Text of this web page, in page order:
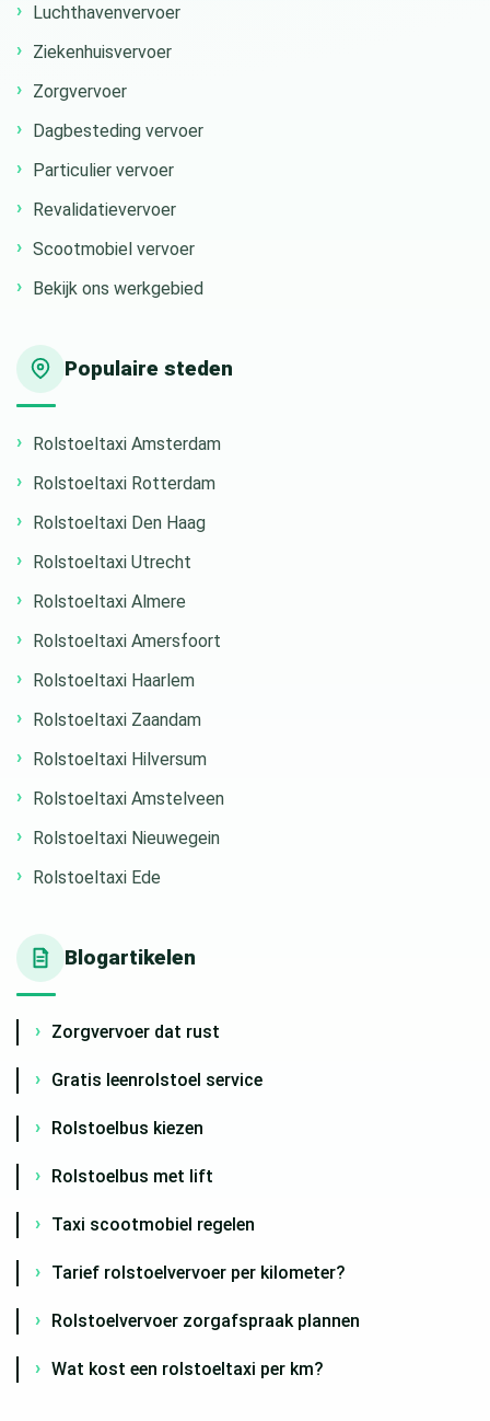
Luchthavenvervoer
Ziekenhuisvervoer
Zorgvervoer
Dagbesteding vervoer
Particulier vervoer
Revalidatievervoer
Scootmobiel vervoer
Bekijk ons werkgebied
Populaire steden
Rolstoeltaxi Amsterdam
Rolstoeltaxi Rotterdam
Rolstoeltaxi Den Haag
Rolstoeltaxi Utrecht
Rolstoeltaxi Almere
Rolstoeltaxi Amersfoort
Rolstoeltaxi Haarlem
Rolstoeltaxi Zaandam
Rolstoeltaxi Hilversum
Rolstoeltaxi Amstelveen
Rolstoeltaxi Nieuwegein
Rolstoeltaxi Ede
Blogartikelen
Zorgvervoer dat rust
Gratis leenrolstoel service
Rolstoelbus kiezen
Rolstoelbus met lift
Taxi scootmobiel regelen
Tarief rolstoelvervoer per kilometer?
Rolstoelvervoer zorgafspraak plannen
Wat kost een rolstoeltaxi per km?